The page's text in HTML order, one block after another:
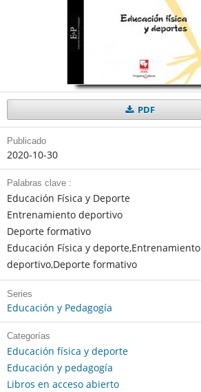
PDF
Publicado
2020-10-30
Palabras clave :
Educación Física y Deporte
Entrenamiento deportivo
Deporte formativo
Educación Física y deporte,Entrenamiento
deportivo,Deporte formativo
Series
Educación y Pedagogía
Categorías
Educación física y deporte
Educación y pedagogía
Libros en acceso abierto